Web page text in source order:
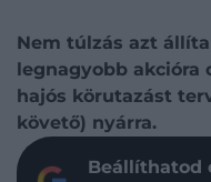
Nem túlzás azt
legnagyobb akcióra
hajós körutazást
követő) nyárra.
Beállíthatod